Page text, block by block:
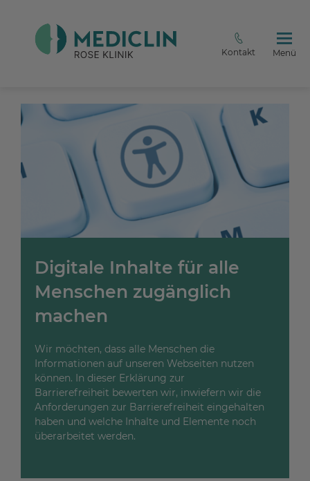
Kontakt Menü
Digitale Inhalte für alle
Menschen zugänglich
machen
Wir möchten, dass alle Menschen die
Informationen auf unseren Webseiten nutzen
können. In dieser Erklärung zur
Barrierefreiheit bewerten wir, inwiefern wir die
Anforderungen zur Barrierefreiheit eingehalten
haben und welche Inhalte und Elemente noch
überarbeitet werden.